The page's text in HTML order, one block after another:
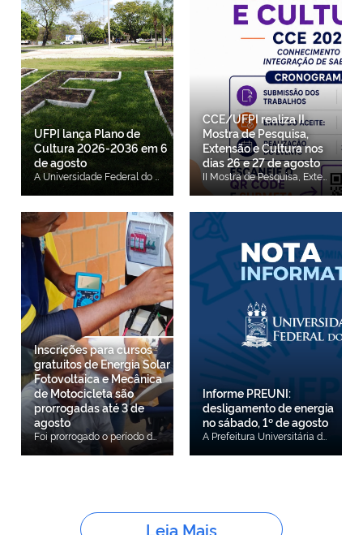
UFPI lança Plano de
Cultura 2026-2036 em 6
de agosto
CCE/UFPI realiza II
Mostra de Pesquisa,
Extensão e Cultura nos
dias 26 e 27 de agosto
Inscrições para cursos
gratuitos de Energia Solar
Fotovoltaica e Mecânica
de Motocicleta são
prorrogadas até 3 de
agosto
Informe PREUNI:
desligamento de energia
no sábado, 1º de agosto
Leia Mais